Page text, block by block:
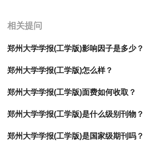
相关提问
郑州大学学报(工学版)影响因子是多少？
郑州大学学报(工学版)怎么样？
郑州大学学报(工学版)面费如何收取？
郑州大学学报(工学版)是什么级别刊物？
郑州大学学报(工学版)是国家级期刊吗？